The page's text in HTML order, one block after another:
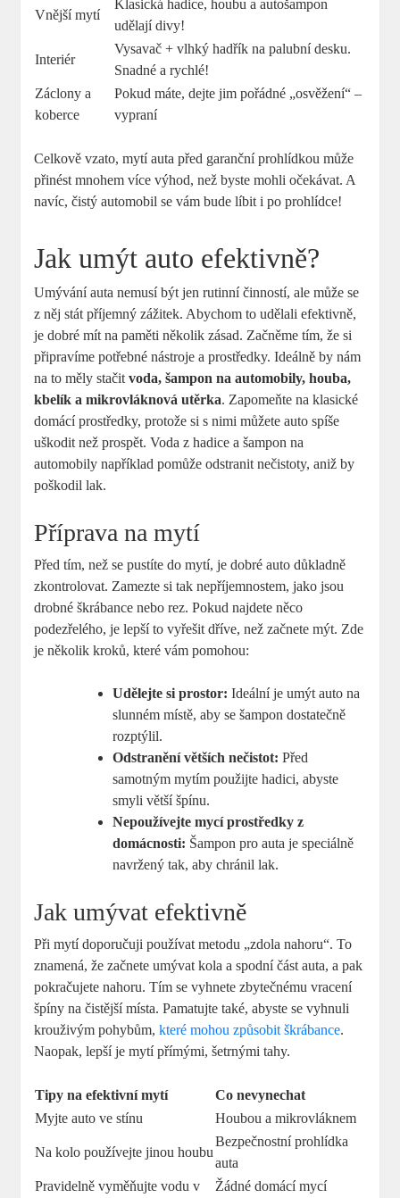
Vnější mytí
Klasická hadice, houbu a autošampon
udělají divy!
Interiér
Vysavač + vlhký hadřík na palubní desku.
Snadné a rychlé!
Záclony a
koberce
Pokud máte, dejte jim pořádné „osvěžení“ –
vypraní
Celkově vzato, mytí auta před garanční prohlídkou může
přinést mnohem více výhod, než byste mohli očekávat. A
navíc, čistý automobil se vám bude líbit i po prohlídce!
Jak umýt auto efektivně?
Umývání auta nemusí být jen rutinní činností, ale může se
z něj stát příjemný zážitek. Abychom to udělali efektivně,
je dobré mít na paměti několik zásad. Začněme tím, že si
připravíme potřebné nástroje a prostředky. Ideálně by nám
na to měly stačitvoda, šampon na automobily, houba,
kbelík a mikrovláknová utěrka. Zapomeňte na klasické
domácí prostředky, protože si s nimi můžete auto spíše
uškodit než prospět. Voda z hadice a šampon na
automobily například pomůže odstranit nečistoty, aniž by
poškodil lak.
Příprava na mytí
Před tím, než se pustíte do mytí, je dobré auto důkladně
zkontrolovat. Zamezte si tak nepříjemnostem, jako jsou
drobné škrábance nebo rez. Pokud najdete něco
podezřelého, je lepší to vyřešit dříve, než začnete mýt. Zde
je několik kroků, které vám pomohou:
Udělejte si prostor: Ideální je umýt auto na
slunném místě, aby se šampon dostatečně
rozptýlil.
Odstranění větších nečistot: Před
samotným mytím použijte hadici, abyste
smyli větší špínu.
Nepoužívejte mycí prostředky z
domácnosti: Šampon pro auta je speciálně
navržený tak, aby chránil lak.
Jak umývat efektivně
Při mytí doporučuji používat metodu „zdola nahoru“. To
znamená, že začnete umývat kola a spodní část auta, a pak
pokračujete nahoru. Tím se vyhnete zbytečnému vracení
špíny na čistější místa. Pamatujte také, abyste se vyhnuli
krouživým pohybům,které mohou způsobit škrábance.
Naopak, lepší je mytí přímými, šetrnými tahy.
Tipy na efektivní mytí
Co nevynechat
Myjte auto ve stínu
Houbou a mikrovláknem
Na kolo používejte jinou houbu
Bezpečnostní prohlídka
auta
Pravidelně vyměňujte vodu v
Žádné domácí mycí